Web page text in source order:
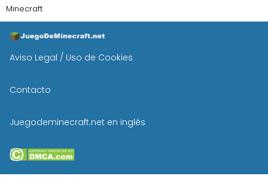
Minecraft
Aviso Legal / Uso de Cookies
Contacto
Juegodeminecraft.net en inglés